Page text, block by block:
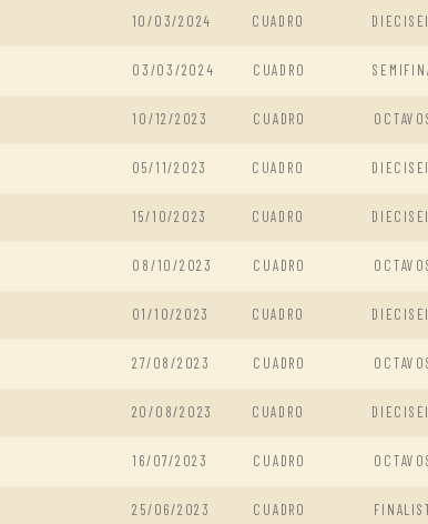
10/03/2024 CUADRO
03/03/2024 CUADRO
10/12/2023 CUADRO
05/11/2023 CUADRO
15/10/2023 CUADRO
08/10/2023 CUADRO
01/10/2023 CUADRO
27/08/2023 CUADRO
20/08/2023 CUADRO
16/07/2023 CUADRO
25/06/2023 CUADRO